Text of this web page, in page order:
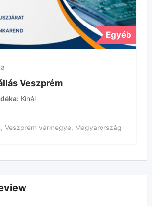
Egyéb
Veszprém
Kínál
, Veszprém vármegye, Magyarország